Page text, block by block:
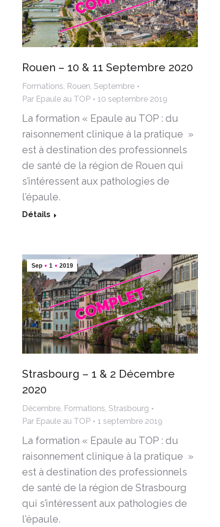
Rouen – 10 & 11 Septembre 2020
Formations, Rouen, Septembre
Par Epaule au TOP 10 septembre 2019
La formation « Epaule au TOP : du
raisonnement clinique à la pratique »
est à destination des professionnels
de santé de la région de Rouen qui
s’intéressent aux pathologies de
l’épaule.
Détails
Sep 1 2019
Strasbourg – 1 & 2 Décembre
2020
Décembre Formations Strasbourg
Par Epaule au TOP 1 septembre 2019
La formation « Epaule au TOP : du
raisonnement clinique à la pratique »
est à destination des professionnels
de santé de la région de Strasbourg
qui s’intéressent aux pathologies de
l’épaule.